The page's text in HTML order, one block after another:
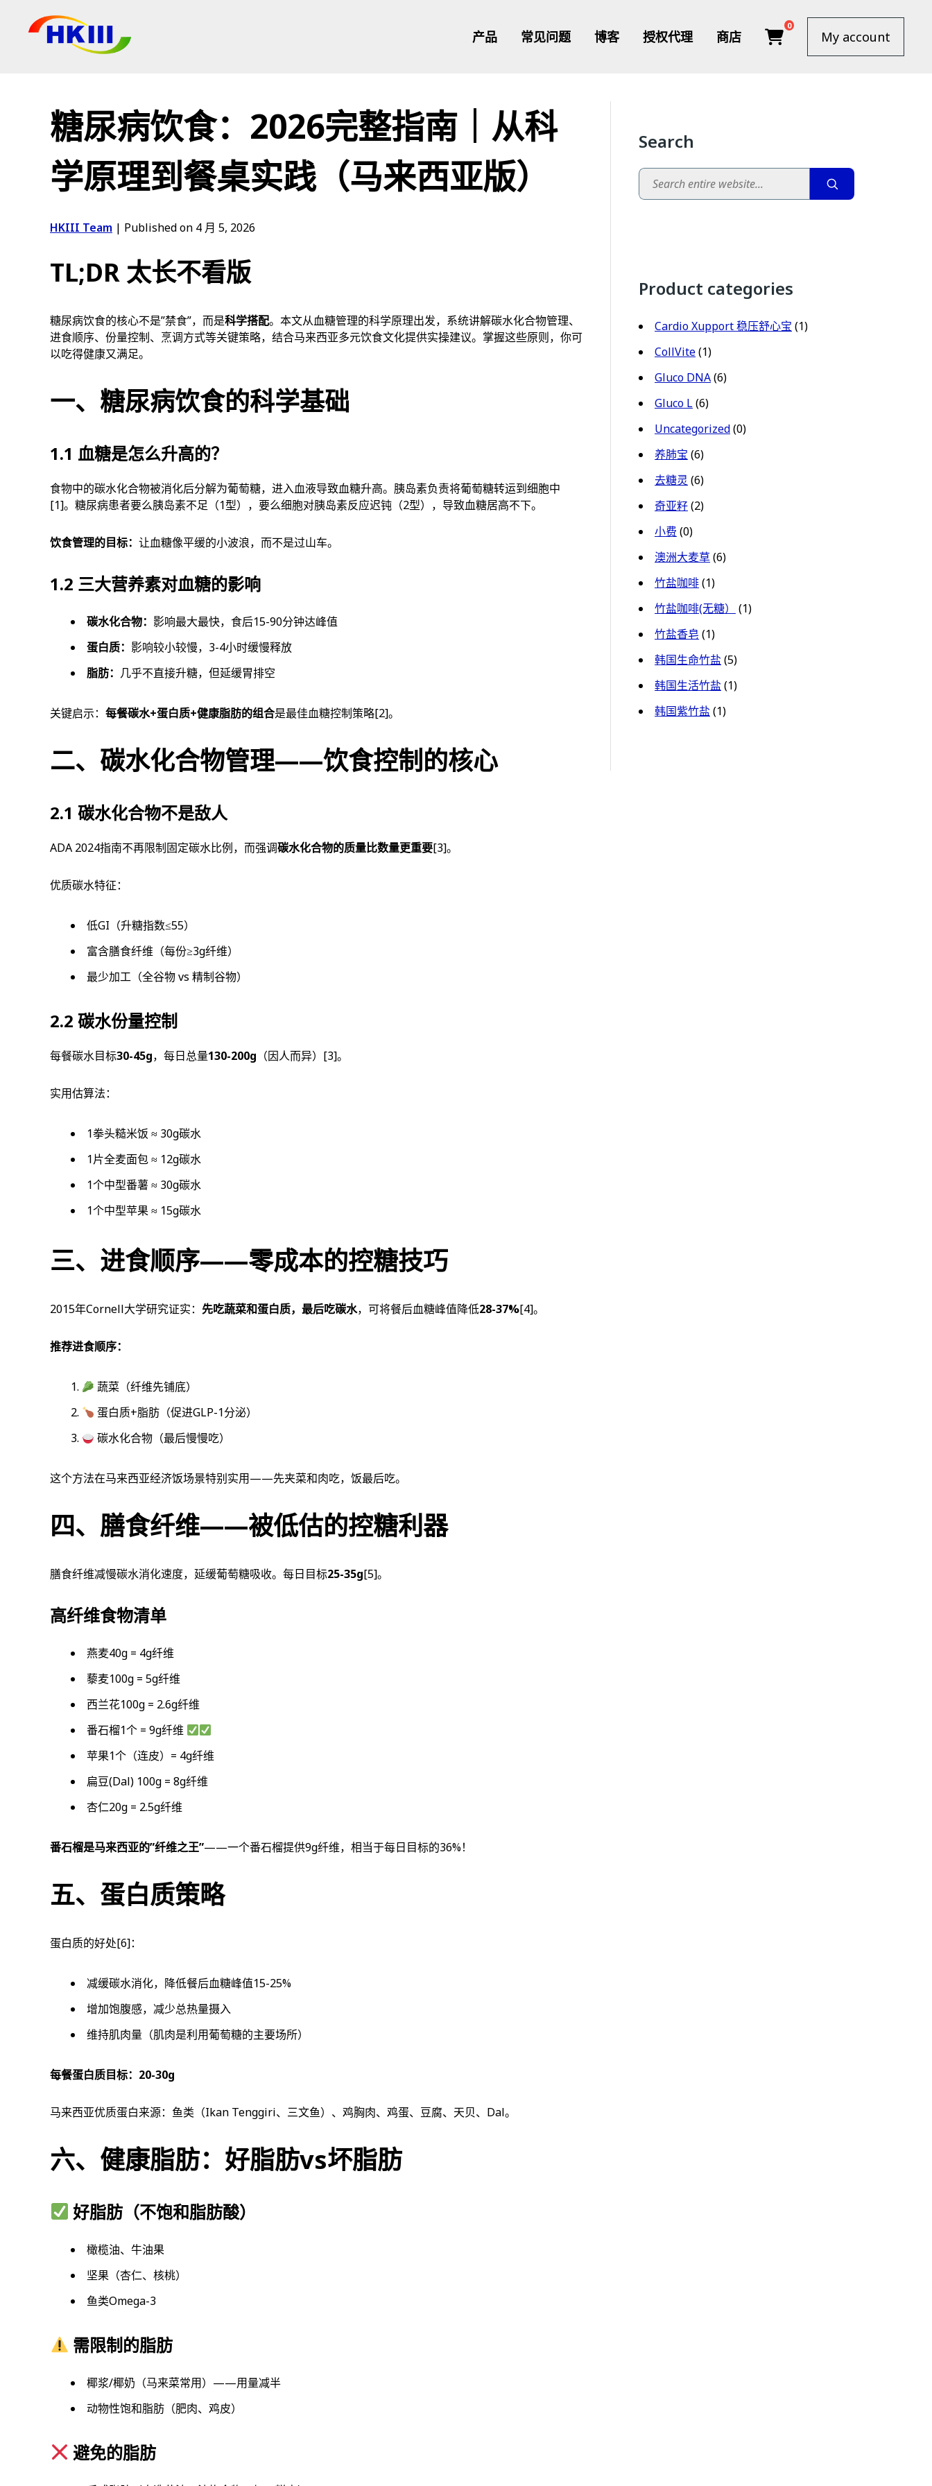
博客
商店
产品 常见问题 博客 授权代理 商店
0
My account
糖尿病饮食：2026完整指南｜从科
学原理到餐桌实践（马来西亚版）
HKIII Team | Published on 4 月 5, 2026
TL;DR 太长不看版
糖尿病饮食的核心不是”禁食”，而是科学搭配。本文从血糖管理的科学原理出发，系统讲解碳水化合物管理、
进食顺序、份量控制、烹调方式等关键策略，结合马来西亚多元饮食文化提供实操建议。掌握这些原则，你可
以吃得健康又满足。
一、糖尿病饮食的科学基础
1.1 血糖是怎么升高的？
食物中的碳水化合物被消化后分解为葡萄糖，进入血液导致血糖升高。胰岛素负责将葡萄糖转运到细胞中
[1]。糖尿病患者要么胰岛素不足（1型），要么细胞对胰岛素反应迟钝（2型），导致血糖居高不下。
饮食管理的目标： 让血糖像平缓的小波浪，而不是过山车。
1.2 三大营养素对血糖的影响
碳水化合物： 影响最大最快，食后15-90分钟达峰值
蛋白质： 影响较小较慢，3-4小时缓慢释放
脂肪： 几乎不直接升糖，但延缓胃排空
关键启示： 每餐碳水+蛋白质+健康脂肪的组合是最佳血糖控制策略[2]。
二、碳水化合物管理——饮食控制的核心
2.1 碳水化合物不是敌人
ADA 2024指南不再限制固定碳水比例，而强调碳水化合物的质量比数量更重要[3]。
优质碳水特征：
低GI（升糖指数≤55）
富含膳食纤维（每份≥3g纤维）
最少加工（全谷物 vs 精制谷物）
2.2 碳水份量控制
每餐碳水目标30-45g，每日总量130-200g （因人而异） [3]。
实用估算法：
1拳头糙米饭 ≈ 30g碳水
1片全麦面包 ≈ 12g碳水
1个中型番薯 ≈ 30g碳水
1个中型苹果 ≈ 15g碳水
三、进食顺序——零成本的控糖技巧
2015年Cornell大学研究证实： 先吃蔬菜和蛋白质，最后吃碳水，可将餐后血糖峰值降低28-37%[4]。
推荐进食顺序：
蔬菜（纤维先铺底）
蛋白质+脂肪（促进GLP-1分泌）
碳水化合物（最后慢慢吃）
这个方法在马来西亚经济饭场景特别实用——先夹菜和肉吃，饭最后吃。
四、膳食纤维——被低估的控糖利器
膳食纤维减慢碳水消化速度，延缓葡萄糖吸收。每日目标25-35g[5]。
高纤维食物清单
燕麦40g = 4g纤维
藜麦100g = 5g纤维
西兰花100g = 2.6g纤维
番石榴1个 = 9g纤维
苹果1个（连皮）= 4g纤维
扁豆(Dal) 100g = 8g纤维
杏仁20g = 2.5g纤维
番石榴是马来西亚的”纤维之王”——一个番石榴提供9g纤维，相当于每日目标的36%！
五、蛋白质策略
蛋白质的好处[6]：
减缓碳水消化，降低餐后血糖峰值15-25%
增加饱腹感，减少总热量摄入
维持肌肉量（肌肉是利用葡萄糖的主要场所）
每餐蛋白质目标：20-30g
马来西亚优质蛋白来源：鱼类（Ikan Tenggiri、三文鱼）、鸡胸肉、鸡蛋、豆腐、天贝、Dal。
六、健康脂肪：好脂肪vs坏脂肪
好脂肪（不饱和脂肪酸）
橄榄油、牛油果
坚果（杏仁、核桃）
鱼类Omega-3
需限制的脂肪
椰浆/椰奶（马来菜常用）——用量减半
动物性饱和脂肪（肥肉、鸡皮）
避免的脂肪
Search
Search
Product categories
Cardio Xupport 稳压舒心宝 (1)
CollVite(1)
Gluco DNA(6)
Gluco L(6)
Uncategorized(0)
养肺宝 (6)
去糖灵 (6)
奇亚籽(2)
小费 (0)
澳洲大麦草(6)
竹盐咖啡(1)
竹盐咖啡(无糖）
(1)
竹盐香皂 (1)
韩国生命竹盐 (5)
韩国生活竹盐 (1)
韩国紫竹盐 (1)